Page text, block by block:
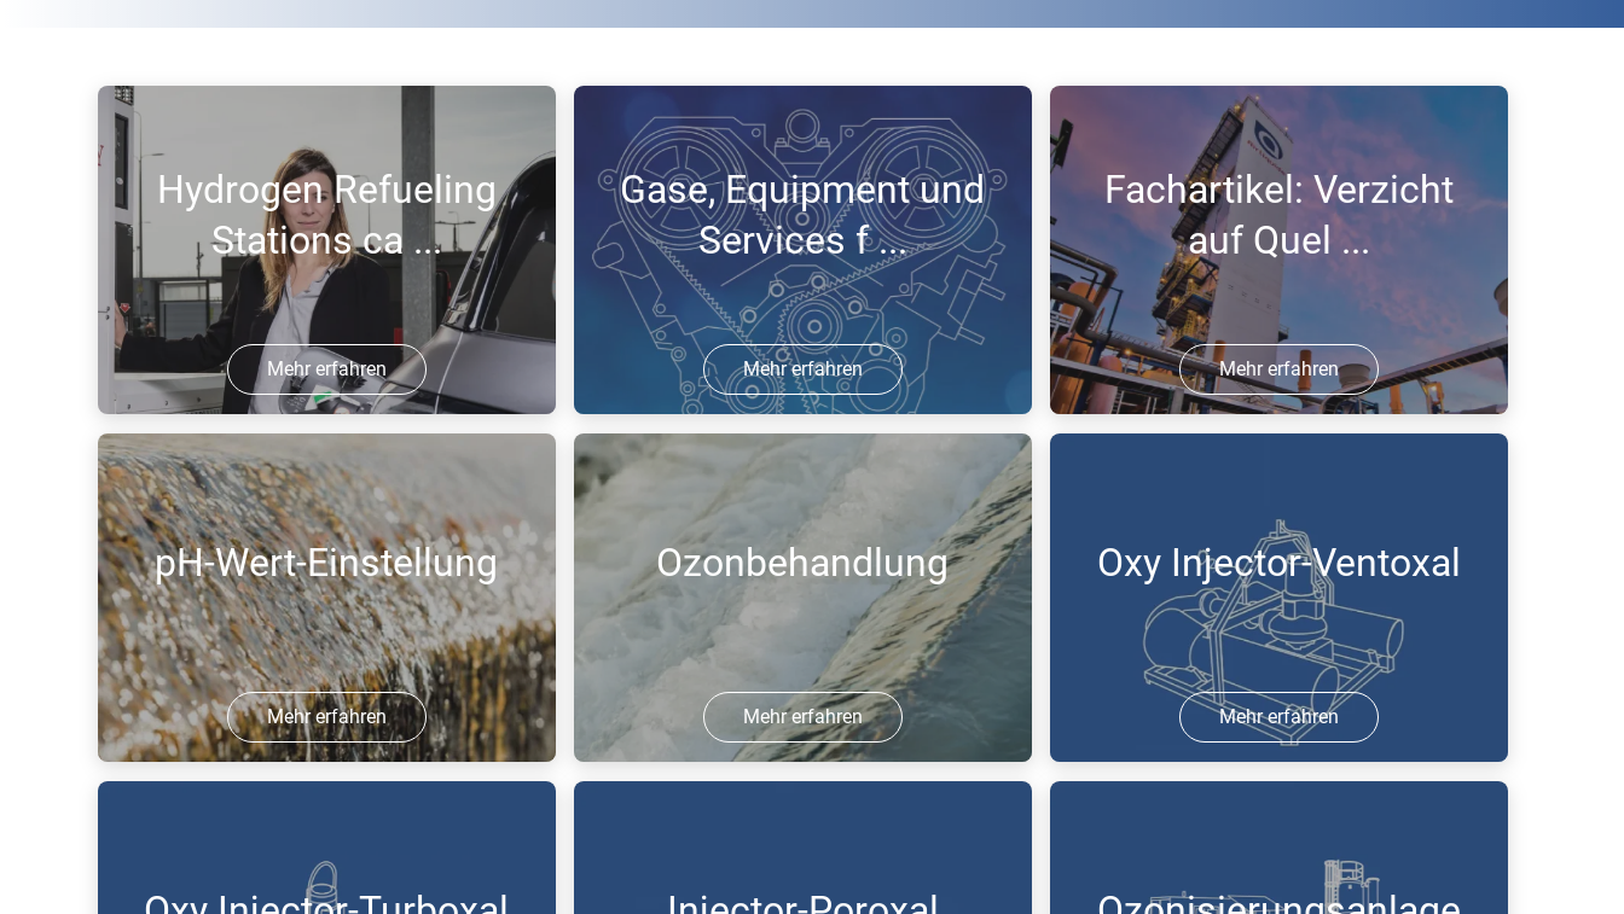
Hydrogen Refueling
Stations ca ...
Mehr erfahren
15 Mar 2022 | PDF
Gase, Equipment und
Services f ...
Mehr erfahren
21 Okt 2020 | PDF
Fachartikel: Verzicht
auf Quel ...
Mehr erfahren
pH-Wert-Einstellung
Mehr erfahren
Ozonbehandlung
Mehr erfahren
Oxy Injector-Ventoxal
Mehr erfahren